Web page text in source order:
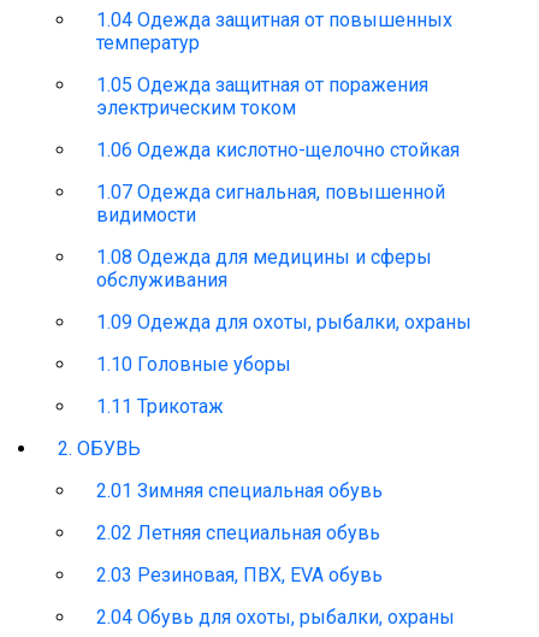
1.04 Одежда защитная от повышенных
температур
1.05 Одежда защитная от поражения
электрическим током
1.06 Одежда кислотно-щелочно стойкая
1.07 Одежда сигнальная, повышенной
видимости
1.08 Одежда для медицины и сферы
обслуживания
1.09 Одежда для охоты, рыбалки, охраны
1.10 Головные уборы
1.11 Трикотаж
2. ОБУВЬ
2.01 Зимняя специальная обувь
2.02 Летняя специальная обувь
2.03 Резиновая, ПВХ, EVA обувь
2.04 Обувь для охоты, рыбалки, охраны